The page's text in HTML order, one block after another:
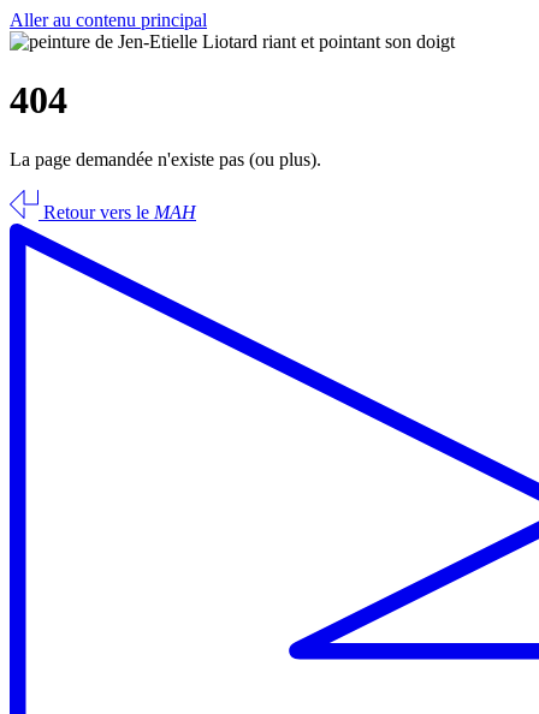
Aller au contenu principal
404
La page demandée n'existe pas (ou plus).
Retour vers le MAH